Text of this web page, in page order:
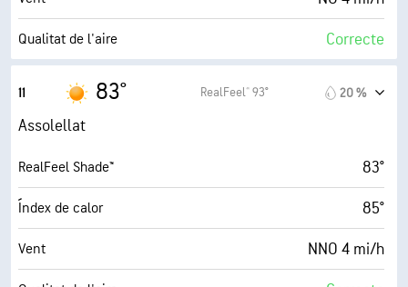
Visibilitat 10 mi
Qualitat de l'aire Correcte
Índex UV màxim
Ràfegues
Humitat 60 %
Punt de rosada 65° F
AccuLumen Brightness Index™ 10 (Molt clar)
Nuvolositat
11 83° RealFeel® 93° 20 %
Assolellat
RealFeel Shade™ 83°
Índex de calor 85°
Vent NNO 4 mi/h